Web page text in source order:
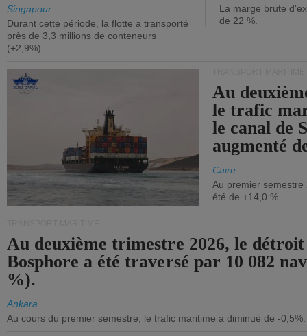
Singapour
Durant cette période, la flotte a transporté
près de 3,3 millions de conteneurs
(+2,9%).
La marge brute
de 22 %.
Au
le trafic
le canal de
augmenté
Caire
Au premier
été de +14,0 %.
Au deuxième trimestre 2026, le
Bosphore a été traversé par 10 082
%).
Ankara
Au cours du premier semestre, le trafic maritime a diminué de -0,5%.